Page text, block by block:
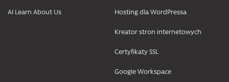
AI Learn About Us Hosting dla WordPressa
Kreator stron internetowych
Certyfikaty SSL
Google Workspace